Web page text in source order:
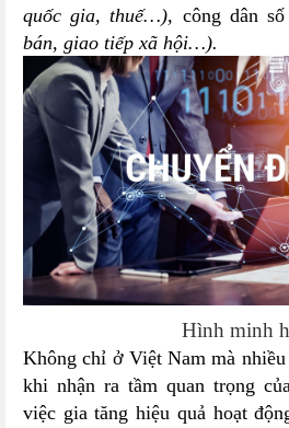
quốc gia, thuế…), công dân
bán, giao tiếp xã hội…).
Hình minh
Không chỉ ở Việt Nam mà
khi nhận ra tầm quan trọng
việc gia tăng hiệu quả hoạt